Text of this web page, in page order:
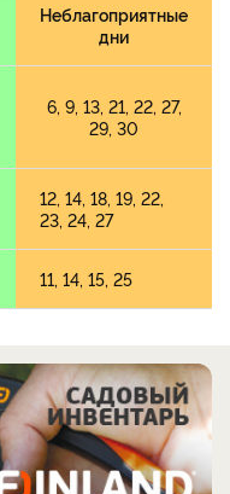
Неблагоприятные
дни
6, 9, 13, 21, 22, 27,
29, 30
12, 14, 18, 19, 22,
23, 24, 27
11, 14, 15, 25